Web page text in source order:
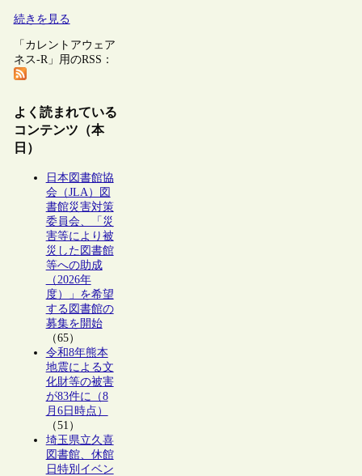
続きを見る
「カレントアウェア
ネス-R」用のRSS：
よく読まれている
コンテンツ（本
日）
日本図書館協
会（JLA）図
書館災害対策
委員会、「災
害等により被
災した図書館
等への助成
（2026年
度）」を希望
する図書館の
募集を開始
（65）
令和8年熊本
地震による文
化財等の被害
が83件に（8
月6日時点）
（51）
埼玉県立久喜
図書館、休館
日特別イベン